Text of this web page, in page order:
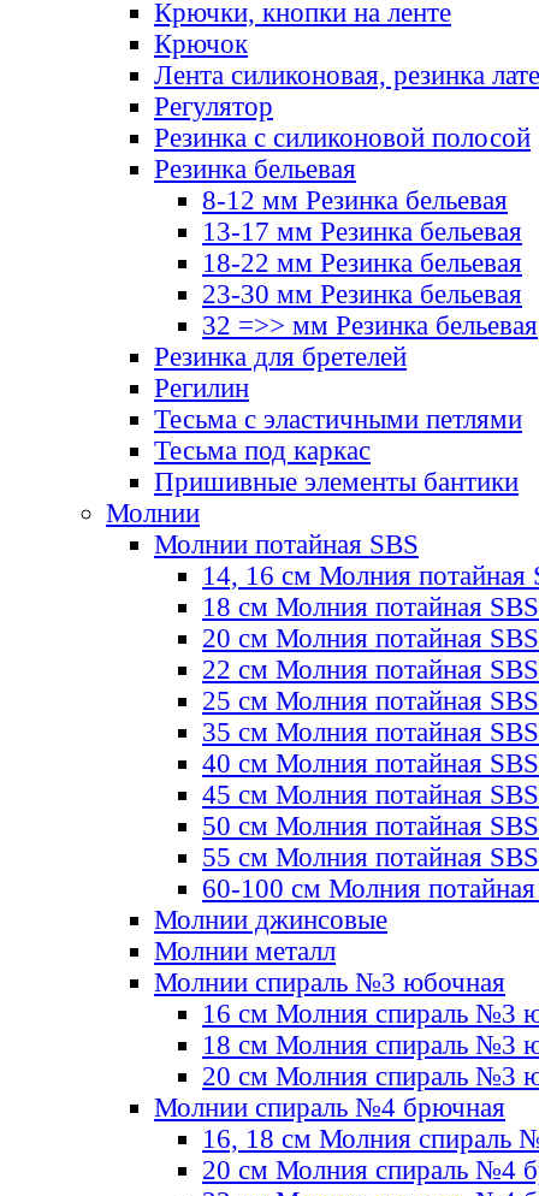
Крючки, кнопки на ленте
Крючок
Лента силиконовая, резинка
Регулятор
Резинка с силиконовой полосой
Резинка бельевая
8-12 мм Резинка бельевая
13-17 мм Резинка бельевая
18-22 мм Резинка бельевая
23-30 мм Резинка бельевая
32 =>> мм Резинка бельевая
Резинка для бретелей
Регилин
Тесьма с эластичными петлями
Тесьма под каркас
Пришивные элементы бантики
Молнии
Молнии потайная SBS
14, 16 см Молния потайная
18 см Молния потайная SBS
20 см Молния потайная SBS
22 см Молния потайная SBS
25 см Молния потайная SBS
35 см Молния потайная SBS
40 см Молния потайная SBS
45 см Молния потайная SBS
50 см Молния потайная SBS
55 см Молния потайная SBS
60-100 см Молния
Молнии джинсовые
Молнии металл
Молнии спираль №3 юбочная
16 см Молния спираль №3
18 см Молния спираль №3
20 см Молния спираль №3
Молнии спираль №4 брючная
16, 18 см Молния спираль
20 см Молния спираль №4